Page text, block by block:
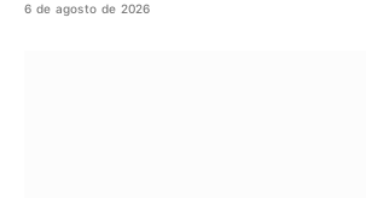
6 de agosto de 2026